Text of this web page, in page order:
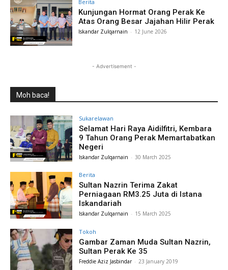
Berita
Kunjungan Hormat Orang Perak Ke
Atas Orang Besar Jajahan Hilir Perak
Iskandar Zulqarnain - 12 June 2026
- Advertisement -
Moh baca!
Sukarelawan
Selamat Hari Raya Aidilfitri, Kembara
9 Tahun Orang Perak Memartabatkan
Negeri
Iskandar Zulqarnain - 30 March 2025
Berita
Sultan Nazrin Terima Zakat
Perniagaan RM3.25 Juta di Istana
Iskandariah
Iskandar Zulqarnain - 15 March 2025
Tokoh
Gambar Zaman Muda Sultan Nazrin,
Sultan Perak Ke 35
Freddie Aziz Jasbindar - 23 January 2019